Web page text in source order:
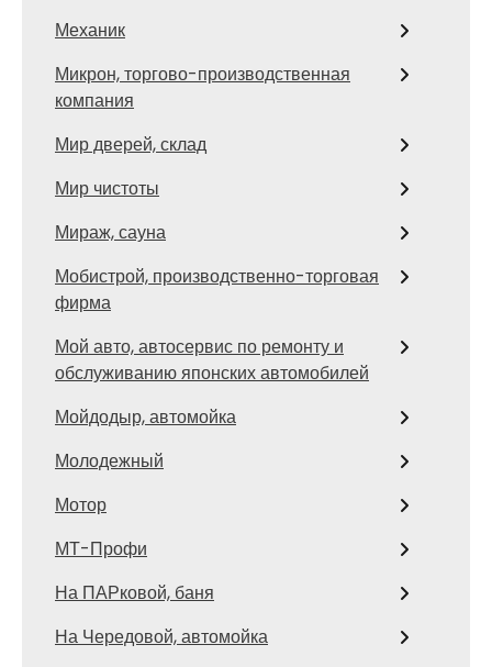
Механик
Микрон, торгово-производственная
компания
Мир дверей, склад
Мир чистоты
Мираж, сауна
Мобистрой, производственно-торговая
фирма
Мой авто, автосервис по ремонту и
обслуживанию японских автомобилей
Мойдодыр, автомойка
Молодежный
Мотор
МТ-Профи
На ПАРковой, баня
На Чередовой, автомойка